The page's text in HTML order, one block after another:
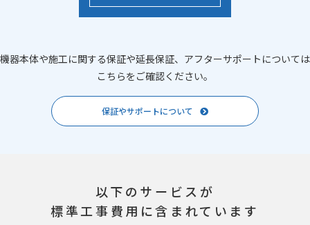
機器本体や施工に関する保証や延長保証、アフターサポートについては
こちらをご確認ください。
保証やサポートについて
以下のサービスが
標準工事費用に含まれています